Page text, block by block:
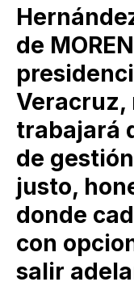
de
Veracruz,
trabajará
de
justo,
donde
con
salir